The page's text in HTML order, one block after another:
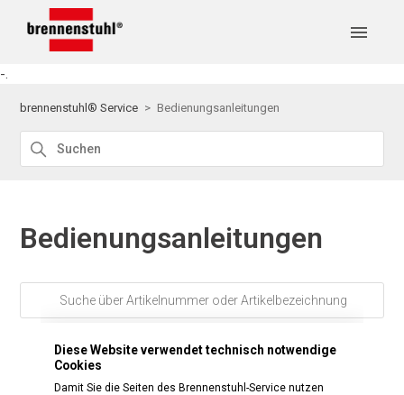
-.
brennenstuhl® Service Bedienungsanleitungen
Bedienungsanleitungen
Diese Website verwendet technisch notwendige
Cookies
Damit Sie die Seiten des Brennenstuhl-Service nutzen